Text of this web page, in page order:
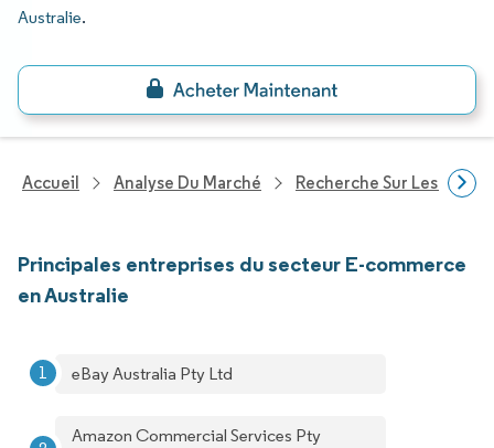
Australie.
Accueil Analyse Du Marché Recherche Sur Les
Principales entreprises du secteur E-commerce
en Australie
eBay Australia Pty Ltd
Amazon Commercial Services Pty